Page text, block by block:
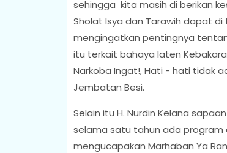
sehingga kita masih di berikan
Sholat Isya dan Tarawih dapat
mengingatkan pentingnya
itu terkait bahaya laten
Narkoba Ingat!, Hati - hati tidak
Jembatan Besi.
Selain itu H. Nurdin Kelana
selama satu tahun ada
mengucapakan Marhaban Ya